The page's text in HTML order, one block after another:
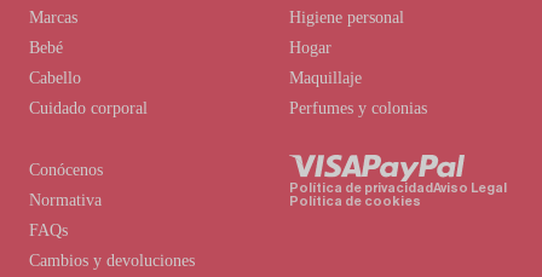
Conócenos
Normativa
FAQs
Cambios y devoluciones
Marcas
Bebé
Cabello
Cuidado corporal
Higiene personal
Hogar
Maquillaje
Perfumes y colonias
Política de privacidadAviso Legal
Política de cookies